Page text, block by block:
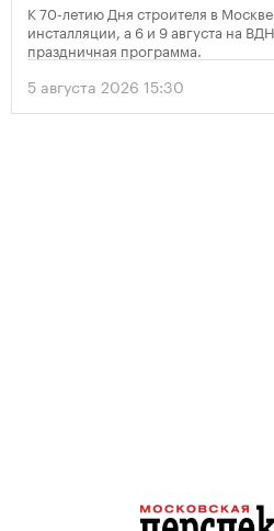
К 70-летию Дня строителя в
инсталляции, а 6 и 9 августа на
праздничная программа.
5 августа 2026 15:30